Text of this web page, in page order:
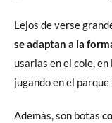
Lejos de verse
se adaptan a la
usarlas en el cole,
jugando en el
Además, son botas